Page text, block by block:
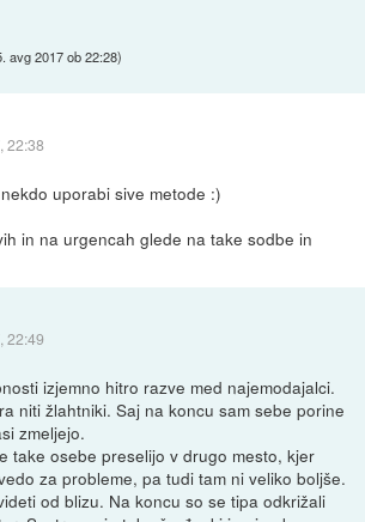
avg 2017 ob 22:28)
22:38
uporabi sive metode :)
in na urgencah glede na take sodbe in
22:49
izjemno hitro razve med najemodajalci.
niti žlahtniki. Saj na koncu sam sebe porine
zmeljejo.
take osebe preselijo v drugo mesto, kjer
za probleme, pa tudi tam ni veliko boljše.
od blizu. Na koncu so se tipa odkrižali